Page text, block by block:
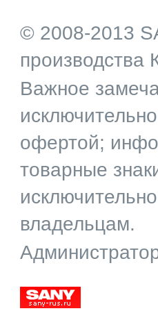
© 2008-2013
Важное
офертой;
товарные
владельцам.